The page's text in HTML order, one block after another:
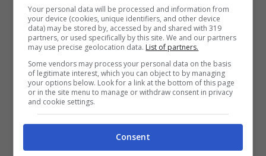
escludere. Le temperature oscilleranno tra
14 e 18°.
Your personal data will be processed and information from
your device (cookies, unique identifiers, and other device
data) may be stored by, accessed by and shared with 319
partners, or used specifically by this site. We and our partners
may use precise geolocation data. List of partners.
Some vendors may process your personal data on the basis
of legitimate interest, which you can object to by managing
your options below. Look for a link at the bottom of this page
or in the site menu to manage or withdraw consent in privacy
and cookie settings.
Consent